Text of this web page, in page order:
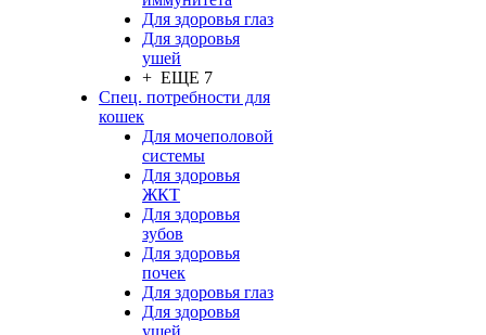
Для здоровья глаз
Для здоровья
ушей
+ ЕЩЕ 7
Спец. потребности для
кошек
Для мочеполовой
системы
Для здоровья
ЖКТ
Для здоровья
зубов
Для здоровья
почек
Для здоровья глаз
Для здоровья
ушей